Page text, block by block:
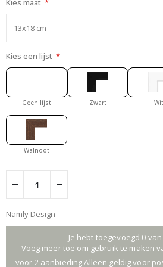
Kies maat
Kies een lijst
Geen lijst Zwart Wit
Walnoot
Namly Design
Je hebt toegevoegd 0
Voeg meer toe om gebruik te maken
voor 2 aanbieding.Alleen geldig voor